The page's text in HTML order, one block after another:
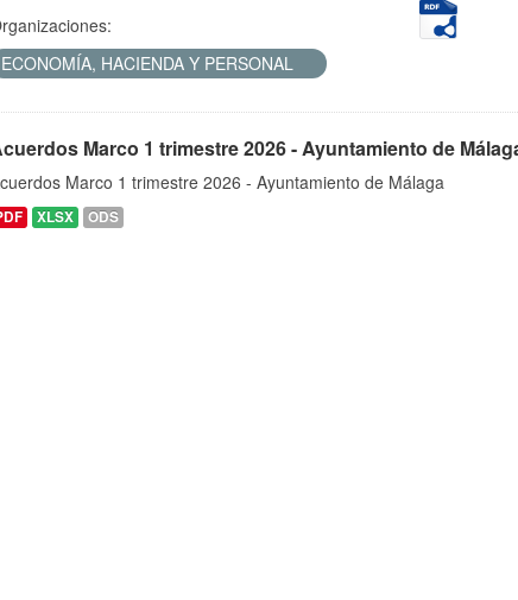
ECONOMÍA, HACIENDA Y PERSONAL
Marco 1 trimestre 2026 - Ayuntamiento de
Marco 1 trimestre 2026 - Ayuntamiento de Málaga
XLSX ODS